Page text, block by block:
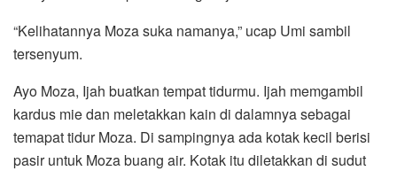
“Kelihatannya Moza suka namanya,” ucap Umi sambil
tersenyum.
Ayo Moza, Ijah buatkan tempat tidurmu. Ijah memgambil
kardus mie dan meletakkan kain di dalamnya sebagai
temapat tidur Moza. Di sampingnya ada kotak kecil berisi
pasir untuk Moza buang air. Kotak itu diletakkan di sudut